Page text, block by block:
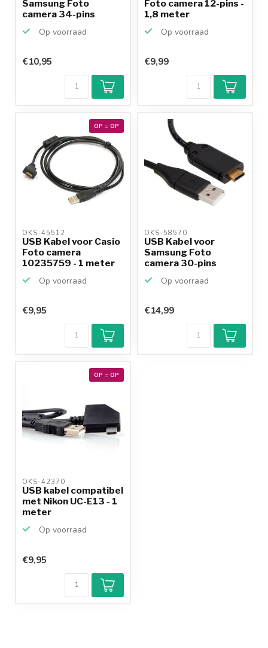
Samsung Foto
camera 34-pins
Op voorraad
€10,95
Foto camera 12-pins -
1,8 meter
Op voorraad
€9,99
OP = OP
OKS-45512
USB Kabel voor Casio
Foto camera
10235759 - 1 meter
Op voorraad
€9,95
OKS-58570
USB Kabel voor
Samsung Foto
camera 30-pins
Op voorraad
Klantenbeoordeling
9,2/10
Achteraf
betalen mogelijk
€14,99
OP = OP
OKS-42370
USB kabel compatibel
met Nikon UC-E13 - 1
meter
Op voorraad
€9,95